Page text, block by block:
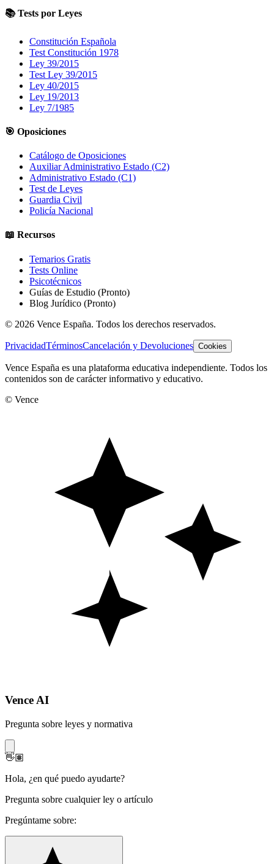
📚 Tests por Leyes
Constitución Española
Test Constitución 1978
Ley 39/2015
Test Ley 39/2015
Ley 40/2015
Ley 19/2013
Ley 7/1985
🎯 Oposiciones
Catálogo de Oposiciones
Auxiliar Administrativo Estado (C2)
Administrativo Estado (C1)
Test de Leyes
Guardia Civil
Policía Nacional
📖 Recursos
Temarios Gratis
Tests Online
Psicotécnicos
Guías de Estudio (Pronto)
Blog Jurídico (Pronto)
© 2026 Vence España. Todos los derechos reservados.
PrivacidadTérminosCancelación y Devoluciones Cookies
Vence España es una plataforma educativa independiente. Todos los
contenidos son de carácter informativo y educativo.
© Vence
Vence AI
Pregunta sobre leyes y normativa
👋🏽
Hola, ¿en qué puedo ayudarte?
Pregunta sobre cualquier ley o artículo
Pregúntame sobre: